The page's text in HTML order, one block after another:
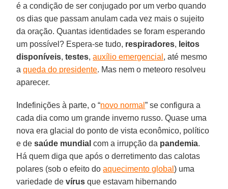
é a condição de ser conjugado por um verbo quando
os dias que passam anulam cada vez mais o sujeito
da oração. Quantas identidades se foram esperando
um possível? Espera-se tudo, respiradores, leitos
disponíveis,testes,auxílio emergencial , até mesmo
aqueda do presidente. Mas nem o meteoro resolveu
aparecer.
Indefinições à parte, o “novo normal” se configura a
cada dia como um grande inverno russo. Quase uma
nova era glacial do ponto de vista econômico, político
e desaúde mundial com a irrupção da pandemia.
Há quem diga que após o derretimento das calotas
polares (sob o efeito doaquecimento global) uma
variedade devírus que estavam hibernando